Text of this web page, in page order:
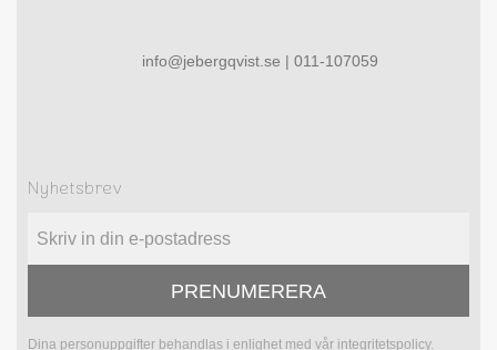
info@jebergqvist.se | 011-107059
Nyhetsbrev
PRENUMERERA
Dina personuppgifter behandlas i enlighet med vår integritetspolicy.